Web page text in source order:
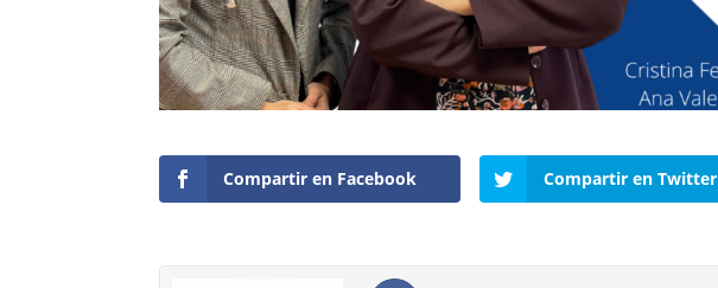
Compartir en Facebook Compartir en Twitter